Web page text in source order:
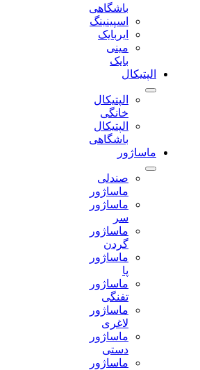
باشگاهی
اسپینینگ
ایربایک
مینی
الپتیکال
الپتیکال
خانگی
الپتیکال
باشگاهی
ماساژور
صندلی
ماساژور
ماساژور
ماساژور
ماساژور
ماساژور
تفنگی
ماساژور
لاغری
ماساژور
دستی
ماساژور